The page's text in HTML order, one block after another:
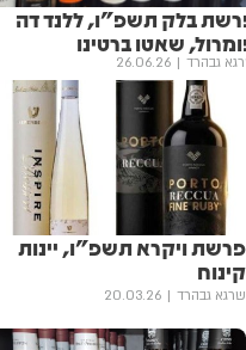
בלק תשפ"ו, ללנד דה
שאטו ברטינו
גבהרד 26.06.26
פרשת ויקרא תשפ"ו, יינות
קינוח
שרגא גבהרד 20.03.26